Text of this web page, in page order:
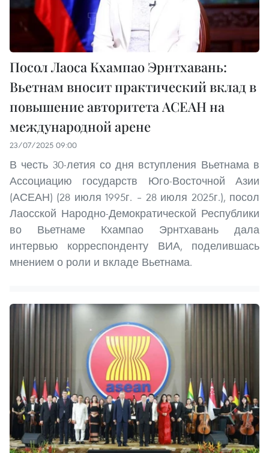
Посол Лаоса Кхампао Эрнтхавань:
Вьетнам вносит практический вклад в
повышение авторитета АСЕАН на
международной арене
23/07/2025 09:00
В честь 30-летия со дня вступления Вьетнама в
Ассоциацию государств Юго-Восточной Азии
(АСЕАН) (28 июля 1995г. – 28 июля 2025г.), посол
Лаосской Народно-Демократической Республики
во Вьетнаме Кхампао Эрнтхавань дала
интервью корреспонденту ВИА, поделившась
мнением о роли и вкладе Вьетнама.